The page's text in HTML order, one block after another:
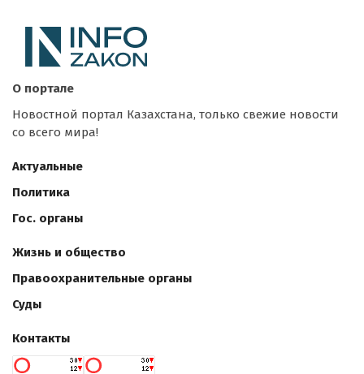
О портале
Новостной портал Казахстана, только свежие новости
со всего мира!
Актуальные
Политика
Гос. органы
Жизнь и общество
Правоохранительные органы
Суды
Контакты